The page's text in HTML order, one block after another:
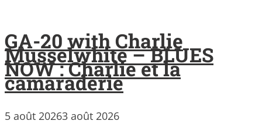
GA-20 with Charlie
Musselwhite – BLUES
NOW : Charlie et la
camaraderie
5 août 20263 août 2026